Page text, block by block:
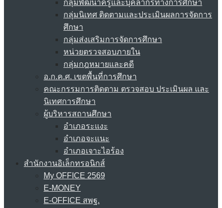
กลุ่มพัฒนาครูและบุคลากรทางการศึกษา
กลุ่มนิเทศ ติดตามและประเมินผลการจัดการ
ศึกษา
กลุ่มส่งเสริมการจัดการศึกษา
หน่วยตรวจสอบภายใน
กลุ่มกฎหมายและคดี
อ.ก.ค.ศ. เขตพื้นที่การศึกษา
คณะกรรมการติดตาม ตรวจสอบ ประเมินผล และ
นิเทศการศึกษา
ผู้บริหารสถานศึกษา
อำเภอระแงะ
อำเภอจะแนะ
อำเภอเจาะไอร้อง
สำนักงานอิเล็กทรอนิกส์
My OFFICE 2569
E-MONEY
E-OFFICE สพฐ.